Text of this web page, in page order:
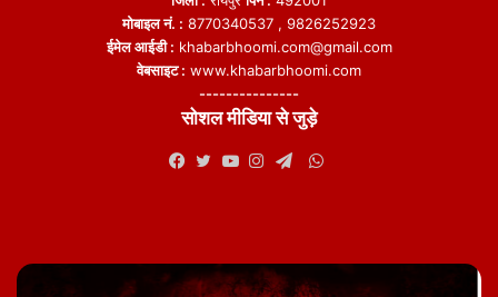
मोबाइल नं. : 8770340537 , 9826252923
ईमेल आईडी : khabarbhoomi.com@gmail.com
वेबसाइट : www.khabarbhoomi.com
---------------
सोशल मीडिया से जुड़े
WhatsApp